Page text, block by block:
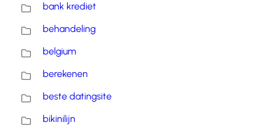
bank krediet
behandeling
belgium
berekenen
beste datingsite
bikinilijn